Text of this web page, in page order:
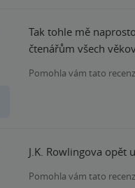
Tak tohle mě
čtenářům všech
Pomohla vám tato
J.K. Rowlingova
Pomohla vám tato